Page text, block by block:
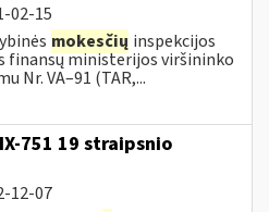
02-15
mokesčių inspekcijos
finansų ministerijos viršininko
Nr. VA–91 (TAR,...
751 19 straipsnio
12-07